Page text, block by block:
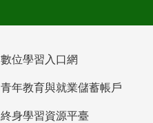
數位學習入口網
青年教育與就業儲蓄帳戶
終身學習資源平臺